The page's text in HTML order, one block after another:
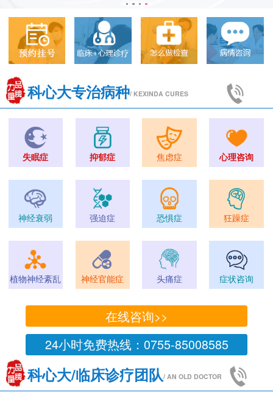
科心大专治病种/ KEXINDA CURES
失眠症 抑郁症 焦虑症 心理咨询
神经衰弱 强迫症 恐惧症 狂躁症
植物神经紊乱 神经官能症 头痛症 症状咨询
在线咨询>>
24小时免费热线：0755-85008585
科心大/临床诊疗团队/ AN OLD DOCTOR